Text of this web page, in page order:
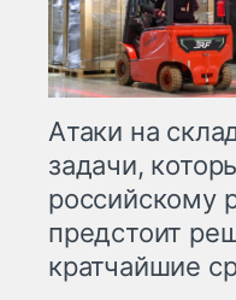
Атаки на
задачи,
российскому
предстоит
кратчайшие